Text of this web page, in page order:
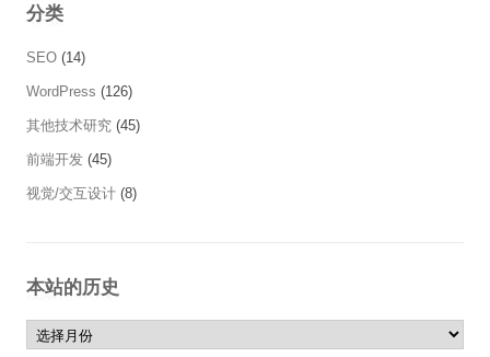
分类
SEO (14)
WordPress (126)
其他技术研究 (45)
前端开发 (45)
视觉/交互设计 (8)
本站的历史
本站的历史